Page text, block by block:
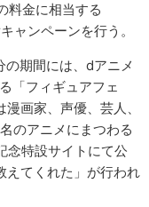
料金に相当する
ャンペーンを行う。
期間には、dアニメ
「フィギュアフェ
画家、声優、芸人、
のアニメにまつわる
念特設サイトにて公
えてくれた」が行われ